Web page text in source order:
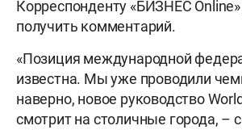
Корреспонденту «БИЗНЕС
получить комментарий.
«Позиция международной
известна. Мы уже проводили
наверно, новое руководство
смотрит на столичные города, –